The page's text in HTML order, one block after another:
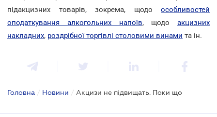
підакцизних товарів, зокрема, щодо особливостей
оподаткування алкогольних напоїв, щодо акцизних
накладних, роздрібної торгівлі столовими винами та ін.
Головна / Новини / Акцизи не підвищать. Поки що